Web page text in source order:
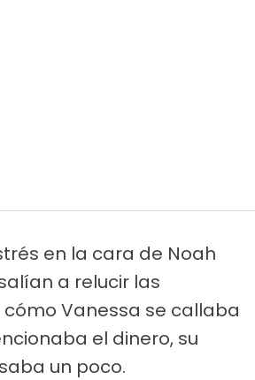
en la cara de Noah
a relucir las
Vanessa se callaba
el dinero, su
un poco.